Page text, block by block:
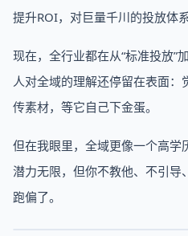
提升ROI，对巨量千川的投放体
现在，全行业都在从“标准投放”
人对全域的理解还停留在表面：
传素材，等它自己下金蛋。
但在我眼里，全域更像一个高学
潜力无限，但你不教他、不引导
跑偏了。